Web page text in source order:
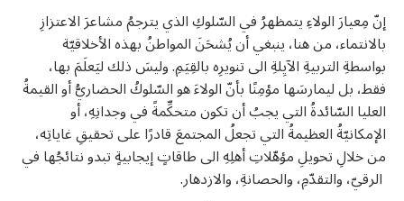
إنّ مِعيارَ الولاءِ يتمظهرُ في السّلوكِ الذي يترجمُ مشاعرَ الاعتزازِ
بالانتماء، من هنا، ينبغي أن يُشحَنَ المواطنُ بهذه الأخلاقيّة
بواسطةِ التربيةِ الآيِلةِ الى تنويرِه بالقِيَمِ. وليسَ ذلك ليَعلَمَ بها،
فقط، بل ليمارسَها مؤمِنًا بأنّ الولاءَ هو السّلوكُ الحضاريُّ أو القيمةُ
العليا السّائدةُ التي يجبُ أن تكون متحكِّمةً في وجدانِهِ، أو
الإمكانيّةُ العظيمةُ التي تجعلُ المجتمعَ قادرًا على تحقيقِ غاياتِه،
من خلالِ تحويلِ مؤهّلاتِ أهلِهِ الى طاقاتٍ إيجابيةٍ تبدو نتائجُها في
الرقيّ، والتقدّمِ، والحصانةِ، والازدهار.